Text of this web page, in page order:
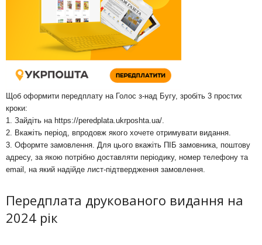
Щоб оформити передплату на Голос з-над Бугу, зробіть 3 простих
кроки:
1. Зайдіть на https://peredplata.ukrposhta.ua/.
2. Вкажіть період, впродовж якого хочете отримувати видання.
3. Оформте замовлення. Для цього вкажіть ПІБ замовника, поштову
адресу, за якою потрібно доставляти періодику, номер телефону та
email, на який надійде лист-підтвердження замовлення.
Передплата друкованого видання на
2024 рік